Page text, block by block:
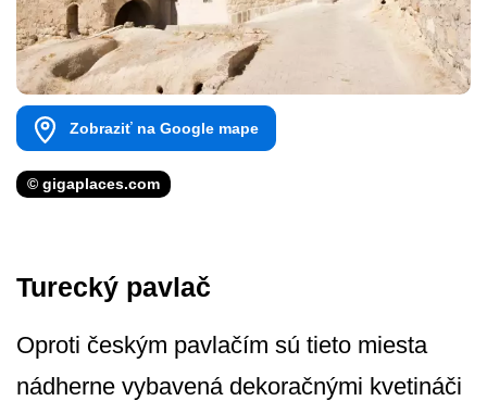
Zobraziť na Google mape
© gigaplaces.com
Turecký pavlač
Oproti českým pavlačím sú tieto miesta
nádherne vybavená dekoračnými kvetináči